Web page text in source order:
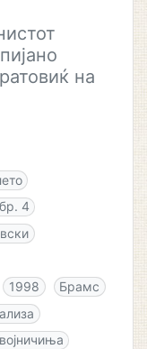
на
4
1998
Брамс